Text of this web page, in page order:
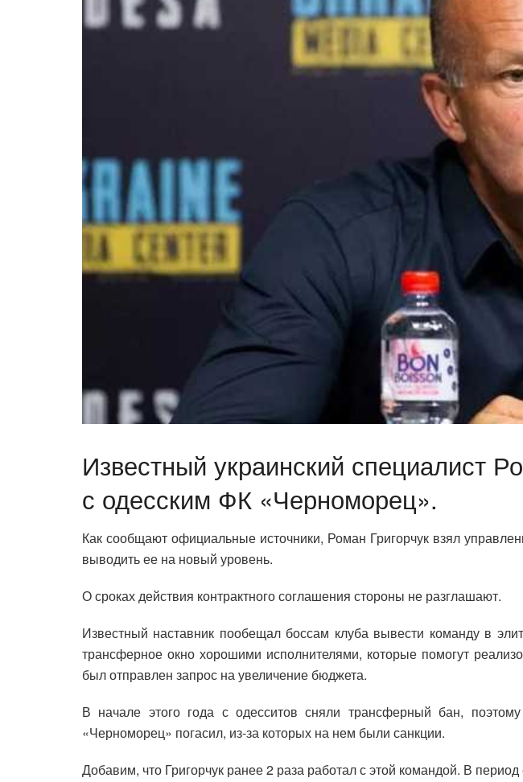
Известный украинский специалист
с одесским ФК «Черноморец».
Как сообщают официальные источники, Роман Григорчук взял
выводить ее на новый уровень.
О сроках действия контрактного соглашения стороны не разглашают.
Известный наставник пообещал боссам клуба вывести команду в
трансферное окно хорошими исполнителями, которые помогут
был отправлен запрос на увеличение бюджета.
В начале этого года с одесситов сняли трансферный бан,
«Черноморец» погасил, из-за которых на нем были санкции.
Добавим, что Григорчук ранее 2 раза работал с этой командой. В